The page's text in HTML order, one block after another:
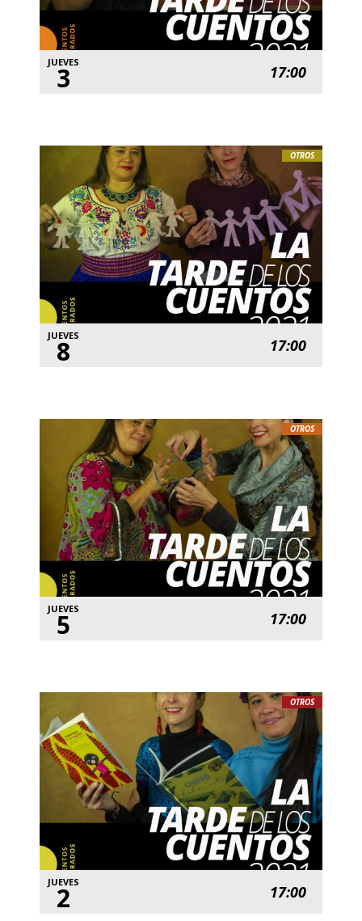
JUEVES
3 17:00
OTROS
JUEVES
8 17:00
OTROS
JUEVES
5 17:00
OTROS
JUEVES
2 17:00